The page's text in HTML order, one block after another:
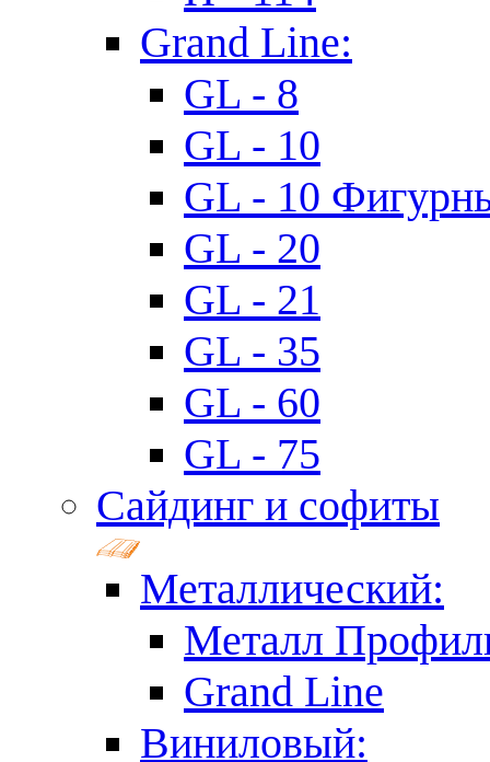
Grand Line:
GL - 8
GL - 10
GL - 10
GL - 20
GL - 21
GL - 35
GL - 60
GL - 75
Сайдинг и софиты
Металлический:
Металл
Grand Line
Виниловый: